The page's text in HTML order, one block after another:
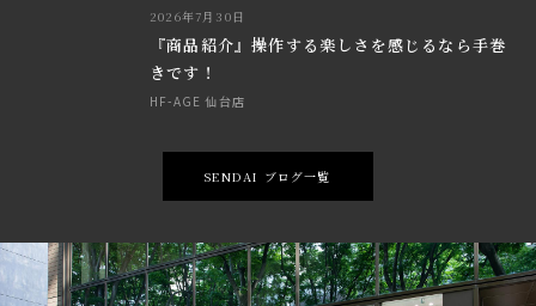
2026年7月30日
『商品紹介』操作する楽しさを感じるなら手巻
きです！
HF-AGE 仙台店
SENDAI ブログ一覧